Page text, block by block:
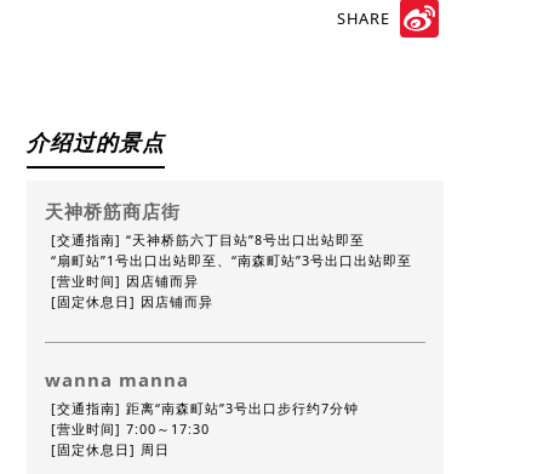
SHARE
介绍过的景点
天神桥筋商店街
[交通指南] “天神桥筋六丁目站”8号出口出站即至
“扇町站”1号出口出站即至、“南森町站”3号出口出站即至
[营业时间] 因店铺而异
[固定休息日] 因店铺而异
wanna manna
[交通指南] 距离“南森町站”3号出口步行约7分钟
[营业时间] 7:00～17:30
[固定休息日] 周日